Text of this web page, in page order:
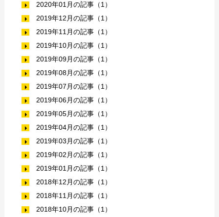
2020年01月の記事（1）
2019年12月の記事（1）
2019年11月の記事（1）
2019年10月の記事（1）
2019年09月の記事（1）
2019年08月の記事（1）
2019年07月の記事（1）
2019年06月の記事（1）
2019年05月の記事（1）
2019年04月の記事（1）
2019年03月の記事（1）
2019年02月の記事（1）
2019年01月の記事（1）
2018年12月の記事（1）
2018年11月の記事（1）
2018年10月の記事（1）